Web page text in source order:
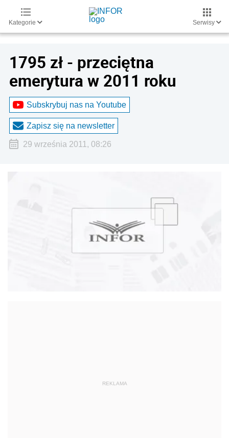
Kategorie Serwisy
1795 zł - przeciętna
emerytura w 2011 roku
Subskrybuj nas na Youtube
Zapisz się na newsletter
29 września 2011, 08:26